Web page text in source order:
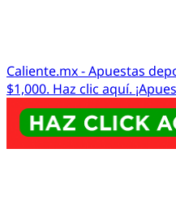
Caliente.mx - Apuestas
$1,000. Haz clic aquí.